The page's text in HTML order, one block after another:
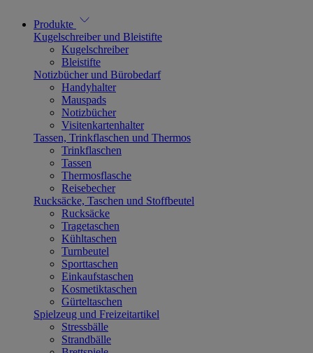
Produkte
Kugelschreiber und Bleistifte
Kugelschreiber
Bleistifte
Notizbücher und Bürobedarf
Handyhalter
Mauspads
Notizbücher
Visitenkartenhalter
Tassen, Trinkflaschen und Thermos
Trinkflaschen
Tassen
Thermosflasche
Reisebecher
Rucksäcke, Taschen und Stoffbeutel
Rucksäcke
Tragetaschen
Kühltaschen
Turnbeutel
Sporttaschen
Einkaufstaschen
Kosmetiktaschen
Gürteltaschen
Spielzeug und Freizeitartikel
Stressbälle
Strandbälle